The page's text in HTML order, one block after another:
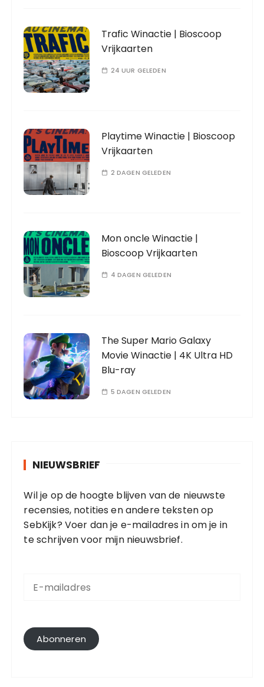
Trafic Winactie | Bioscoop
Vrijkaarten
24 UUR GELEDEN
Playtime Winactie | Bioscoop
Vrijkaarten
2 DAGEN GELEDEN
Mon oncle Winactie |
Bioscoop Vrijkaarten
4 DAGEN GELEDEN
The Super Mario Galaxy
Movie Winactie | 4K Ultra HD
Blu-ray
5 DAGEN GELEDEN
NIEUWSBRIEF
Wil je op de hoogte blijven van de nieuwste
recensies, notities en andere teksten op
SebKijk? Voer dan je e-mailadres in om je in
te schrijven voor mijn nieuwsbrief.
l
a
Abonneren